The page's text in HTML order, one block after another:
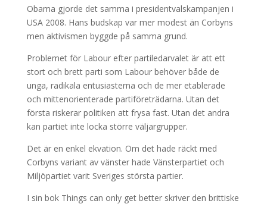
Obama gjorde det samma i presidentvalskampanjen i
USA 2008. Hans budskap var mer modest än Corbyns
men aktivismen byggde på samma grund.
Problemet för Labour efter partiledarvalet är att ett
stort och brett parti som Labour behöver både de
unga, radikala entusiasterna och de mer etablerade
och mittenorienterade partiföreträdarna. Utan det
första riskerar politiken att frysa fast. Utan det andra
kan partiet inte locka större väljargrupper.
Det är en enkel ekvation. Om det hade räckt med
Corbyns variant av vänster hade Vänsterpartiet och
Miljöpartiet varit Sveriges största partier.
I sin bok Things can only get better skriver den brittiske